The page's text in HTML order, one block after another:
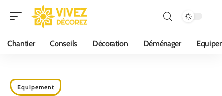
Chantier Conseils Décoration Déménager
Equipement